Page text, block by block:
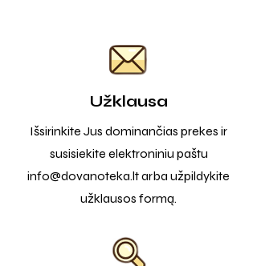
Užklausa
Išsirinkite Jus dominančias prekes ir
susisiekite elektroniniu paštu
info@dovanoteka.ltarba užpildykite
užklausos formą.